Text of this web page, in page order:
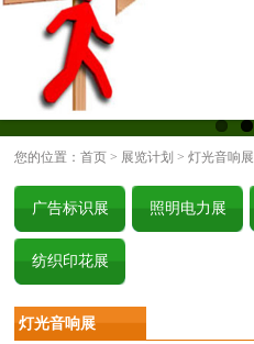
您的位置：首页 > 展览计划 > 灯光音响展
广告标识展 照明电力展
纺织印花展
灯光音响展